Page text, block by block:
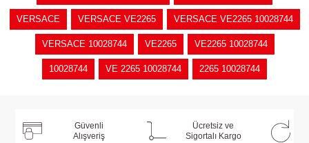
VERSACE VERSACE VE2265 VERSACE VE2265 10028744
VERSACE 10028744 VE2265 VE2265 10028744
10028744 VE 2265 10028744 2265 10028744
Güvenli
Alışveriş
Ücretsiz ve
Sigortalı Kargo